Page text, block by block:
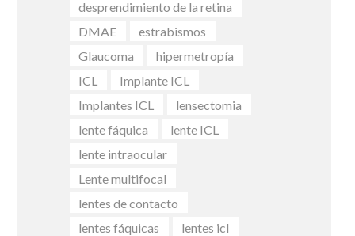
desprendimiento de la retina
DMAE
estrabismos
Glaucoma
hipermetropía
ICL
Implante ICL
Implantes ICL
lensectomia
lente fáquica
lente ICL
lente intraocular
Lente multifocal
lentes de contacto
lentes fáquicas
lentes icl